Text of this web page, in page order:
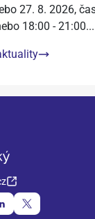
27. 8. 2026,
18:00 - 21:00...